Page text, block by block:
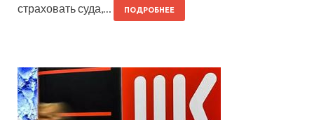
страховать суда,…
ПОДРОБНЕЕ